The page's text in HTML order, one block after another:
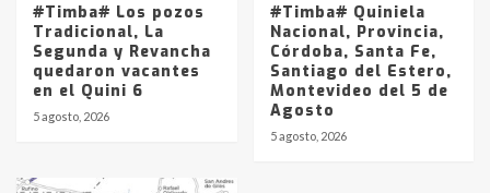
#Timba# Los pozos
Tradicional, La
Segunda y Revancha
quedaron vacantes
en el Quini 6
5 agosto, 2026
#Timba# Quiniela
Nacional, Provincia,
Córdoba, Santa Fe,
Santiago del Estero,
Montevideo del 5 de
Agosto
5 agosto, 2026